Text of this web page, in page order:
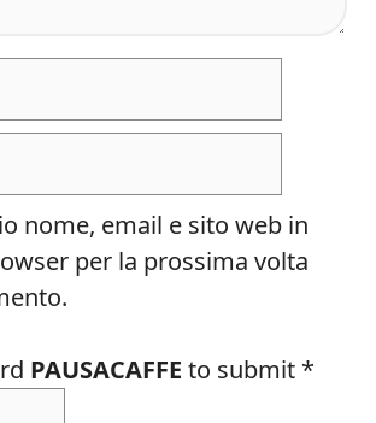
nome, email e sito web in
per la prossima volta
PAUSACAFFE to submit *